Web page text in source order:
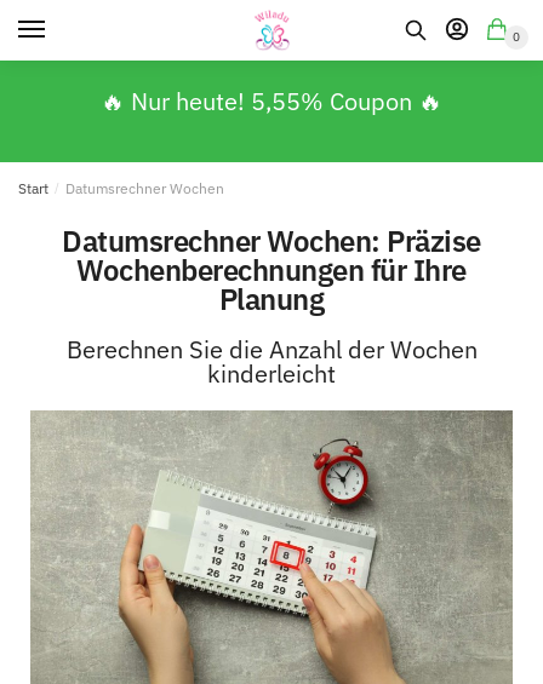
0
🔥 Nur heute! 5,55% Coupon 🔥
Start / Datumsrechner Wochen
Datumsrechner Wochen: Präzise
Wochenberechnungen für Ihre
Planung
Berechnen Sie die Anzahl der Wochen
kinderleicht